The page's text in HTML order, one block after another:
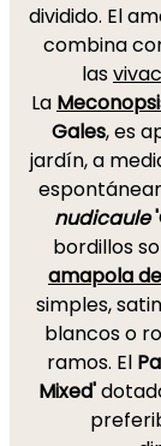
dividido. El
combina
las
La
Gales, es
jardín, a
nudicaule
bordillos
amapola
simples,
blancos o
ramos. El
Mixed'